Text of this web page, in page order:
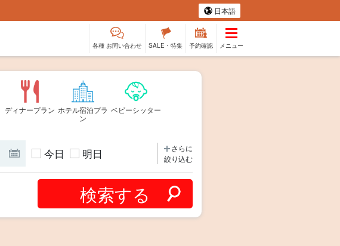
日本語
各種 お問い合わせ SALE・特集 予約確認 メニュー
ディナープラン ホテル宿泊プラ
ン
ベビーシッター
今日 明日
さらに
絞り込む